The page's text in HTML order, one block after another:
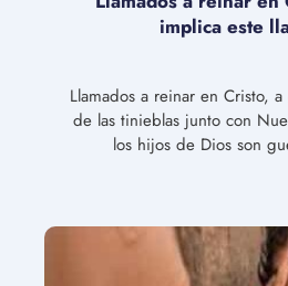
implica este
Llamados a reinar en Cristo,
de las tinieblas junto con
los hijos de Dios son